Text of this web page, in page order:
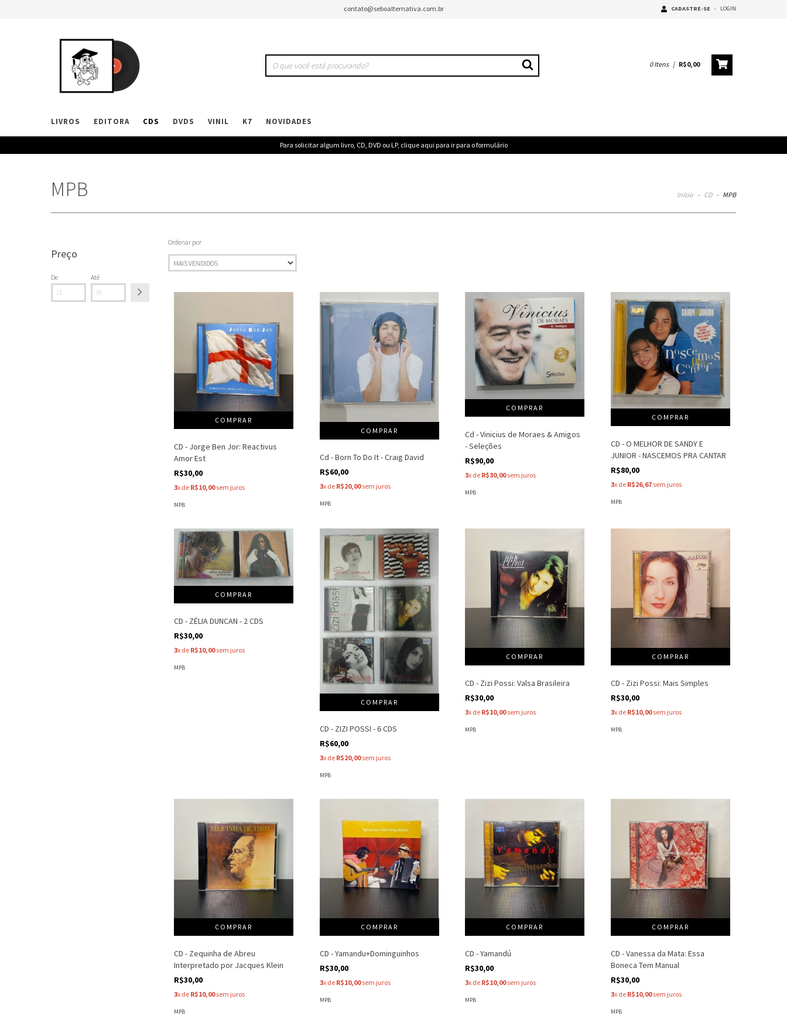
contato@seboalternativa.com.br CADASTRE-SE - LOGIN
0Itens | R$0,00
LIVROS EDITORA CDS DVDS VINIL K7 NOVIDADES
Para solicitar algum livro, CD, DVD ou LP, clique aqui para ir para o formulário
MPB Início - CD - MPB
Preço
De Até
Ordenar por
CD - Jorge Ben Jor: Reactivus
Amor Est
R$30,00
3x de R$10,00sem juros
MPB
Cd - Born To Do It - Craig David
R$60,00
3x de R$20,00sem juros
MPB
Cd - Vinicius de Moraes & Amigos
- Seleções
R$90,00
3x de R$30,00sem juros
MPB
CD - O MELHOR DE SANDY E
JUNIOR - NASCEMOS PRA CANTAR
R$80,00
3x de R$26,67 sem juros
MPB
CD - ZÉLIA DUNCAN - 2 CDS
R$30,00
3x de R$10,00sem juros
MPB
CD - ZIZI POSSI - 6 CDS
R$60,00
3x de R$20,00sem juros
MPB
CD - Zizi Possi: Valsa Brasileira
R$30,00
3x de R$10,00sem juros
MPB
CD - Zizi Possi: Mais Simples
R$30,00
3x de R$10,00sem juros
MPB
CD - Zequinha de Abreu
Interpretado por Jacques Klein
R$30,00
3x de R$10,00sem juros
MPB
CD - Yamandu+Dominguinhos
R$30,00
3x de R$10,00sem juros
MPB
CD - Yamandú
R$30,00
3x de R$10,00sem juros
MPB
CD - Vanessa da Mata: Essa
Boneca Tem Manual
R$30,00
3x de R$10,00sem juros
MPB